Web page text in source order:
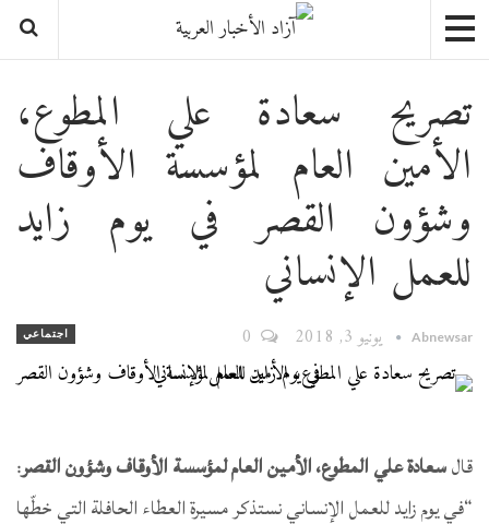
تصريح سعادة علي المطوع،
الأمين العام لمؤسسة الأوقاف
وشؤون القصر في يوم زايد
للعمل الإنساني
اجتماعي Abnewsar يونيو 3, 2018
قالسعادة علي المطوع، الأمين العام لمؤسسة الأوقاف وشؤون القصر:
“في يوم زايد للعمل الإنساني نستذكر مسيرة العطاء الحافلة التي خطّها